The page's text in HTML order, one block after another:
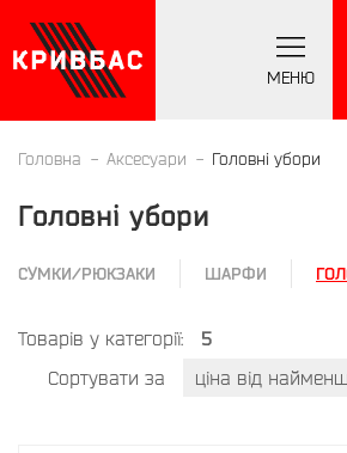
МЕНЮ
Головна Аксесуари Головні убори
Головні убори
СУМКИ/РЮКЗАКИ ШАРФИ
Товарів у категорії:
5
Сортувати за
ціна від